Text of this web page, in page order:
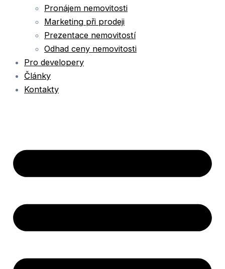
Pronájem nemovitosti
Marketing při prodeji
Prezentace nemovitostí
Odhad ceny nemovitosti
Pro developery
Články
Kontakty